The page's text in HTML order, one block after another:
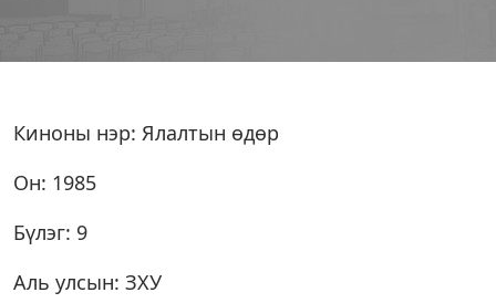
Киноны нэр: Ялалтын өдөр
Он: 1985
Бүлэг: 9
Аль улсын: ЗХУ